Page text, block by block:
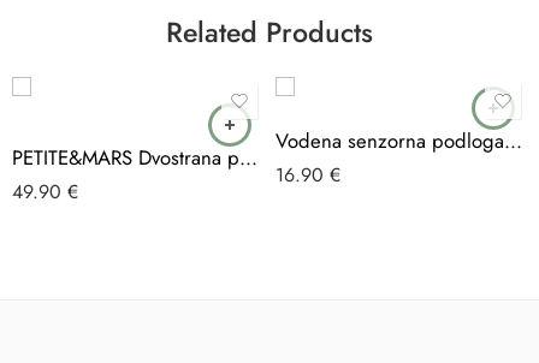
Related Products
PETITE&MARS Dvostrana podloga za igru Campy, Cars&Arabesca 197×147 cm
49.90 €
Vodena senzorna podloga za bebe
16.90 €